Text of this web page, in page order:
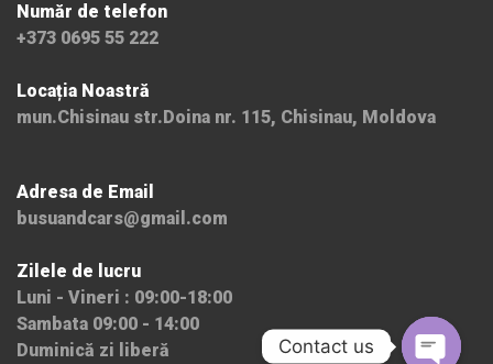
Număr de telefon
+373 0695 55 222
Locația Noastră
mun.Chisinau str.Doina nr. 115, Chisinau, Moldova
Adresa de Email
busuandcars@gmail.com
Zilele de lucru
Luni - Vineri : 09:00-18:00
Sambata 09:00 - 14:00
Duminică zi liberă
Contact us